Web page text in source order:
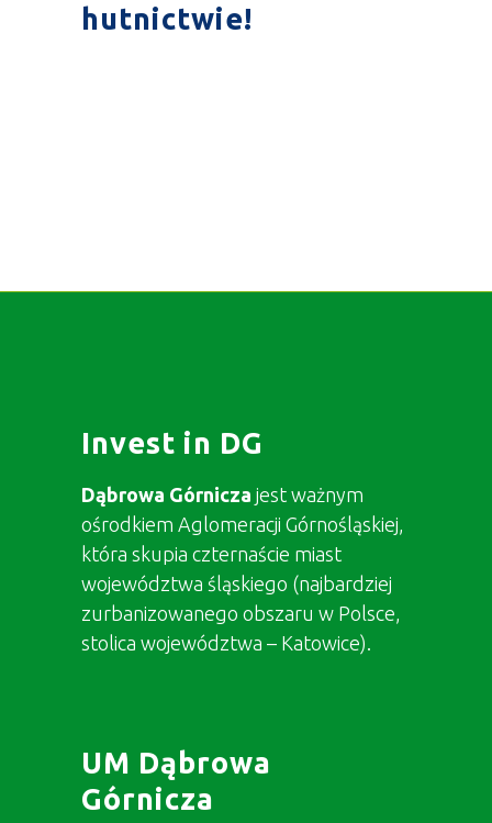
hutnictwie!
Invest in DG
Dąbrowa Górnicza jest ważnym
ośrodkiem Aglomeracji Górnośląskiej,
która skupia czternaście miast
województwa śląskiego (najbardziej
zurbanizowanego obszaru w Polsce,
stolica województwa – Katowice).
UM Dąbrowa
Górnicza